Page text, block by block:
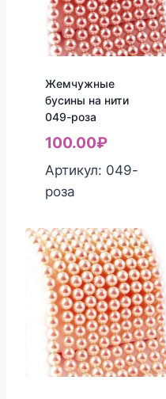
Жемчужные
бусины на нити
049-роза
100.00₽
Артикул: 049-
роза